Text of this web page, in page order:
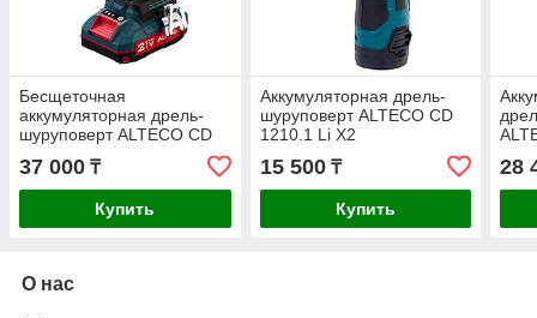
Бесщеточная
аккумуляторная дрель-
шуруповерт ALTECO CD
37 000 ₸
Купить
Аккумуляторная дрель-
шуруповерт ALTECO CD
1210.1 Li X2
15 500₸
Купить
28
О нас